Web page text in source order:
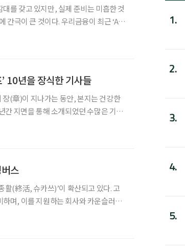
를 갖고 있지만, 실제 준비는 미흡한 것
다. 우리금융이 최근 ‘AI
10년을 장식한 기사들
장(章)이 지나가는 동안, 본지는 건강한
간 지면을 통해 소개되었던 수많은 기사
스
활(終活, 슈카쓰)’이 확산되고 있다. 고
며, 이를 지원하는 회사와 카운슬러가
1.
2.
3.
4.
5.